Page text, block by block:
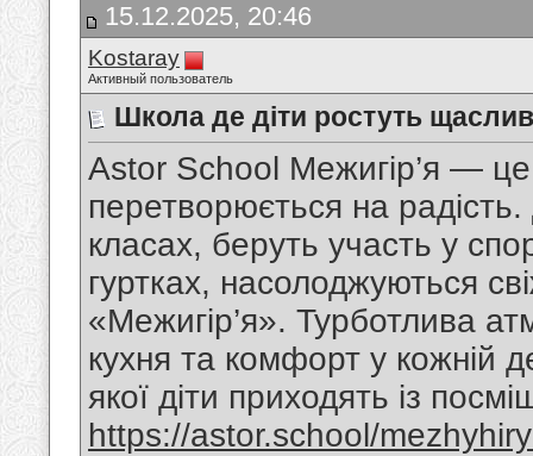
15.12.2025, 20:46
Kostaray
Активный пользователь
Школа де діти ростуть
Astor School Межигір’я —
перетворюється на
класах, беруть участь у
гуртках, насолоджуються
«Межигір’я». Турботлива
кухня та комфорт у кожній
якої діти приходять із
https://astor.school/